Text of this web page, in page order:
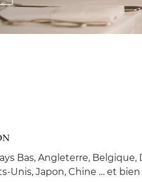
Bas, Angleterre, Belgique,
Unis, Japon, Chine … et